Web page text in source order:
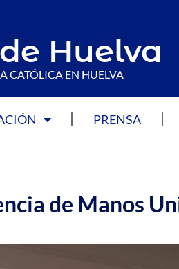
Huelva
CATÓLICA EN HUELVA
PRENSA
de Manos